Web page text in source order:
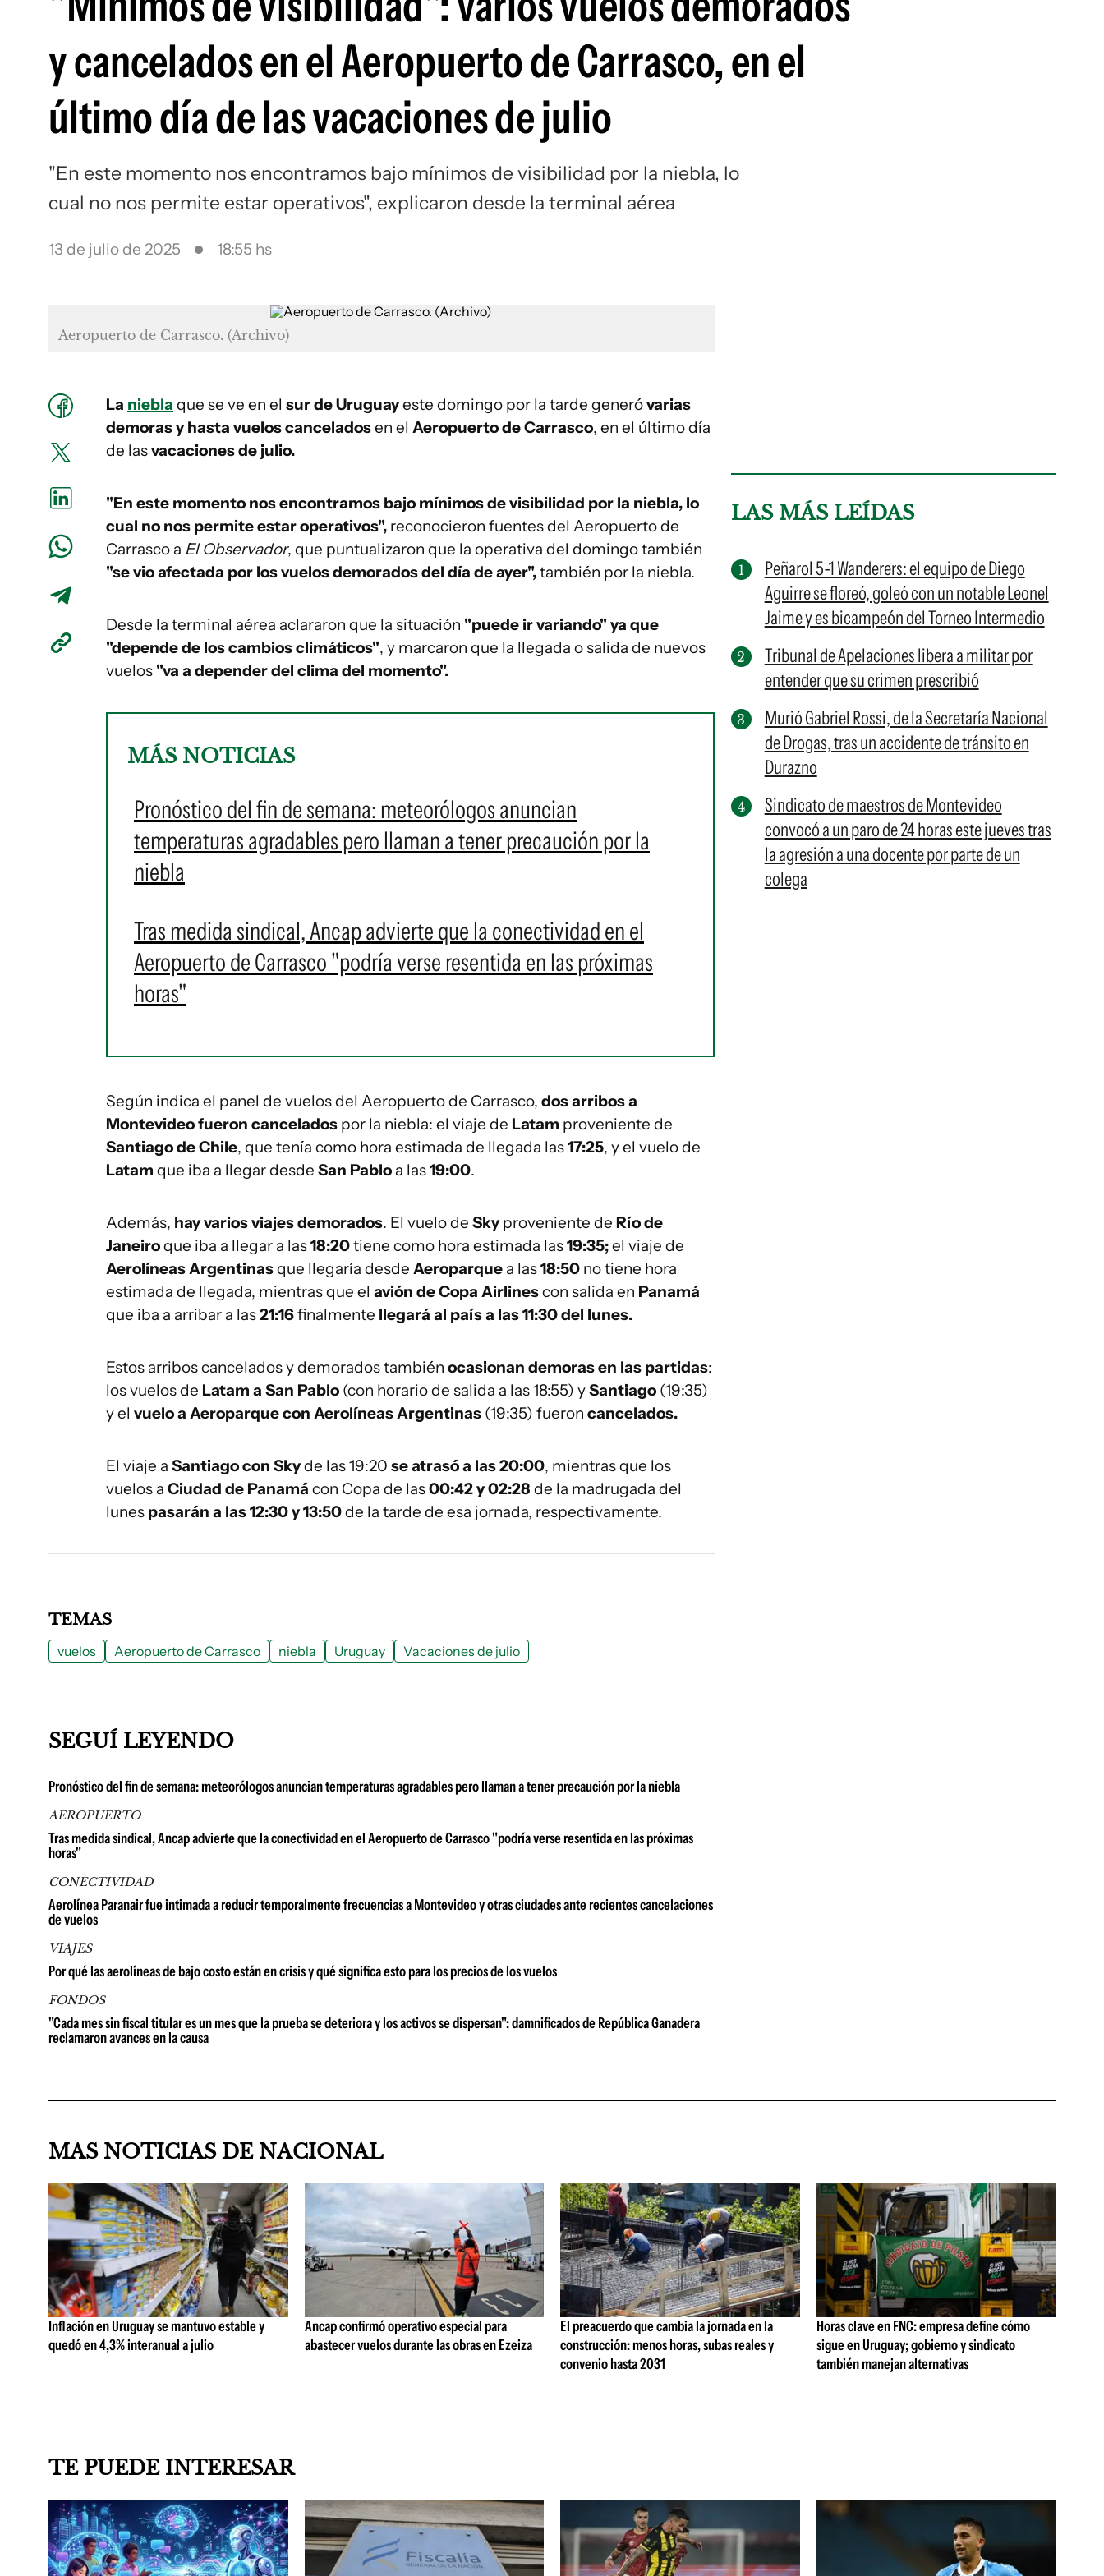
y cancelados en el Aeropuerto de Carrasco, en el
último día de las vacaciones de julio
"En este momento nos encontramos bajo mínimos de visibilidad por la niebla, lo
cual no nos permite estar operativos", explicaron desde la terminal aérea
13 de julio de 2025 18:55 hs
Aeropuerto de Carrasco. (Archivo)
La niebla que se ve en el sur de Uruguayeste domingo por la tarde generóvarias
demoras y hasta vuelos canceladosen el Aeropuerto de Carrasco, en el último día
de lasvacaciones de julio.
"En este momento nos encontramos bajo mínimos de visibilidad por la niebla, lo
cual no nos permite estar operativos", reconocieron fuentes del Aeropuerto de
Carrasco a El Observador, que puntualizaron que la operativa del domingo también
"se vio afectada por los vuelos demorados del día de ayer",también por la niebla.
Desde la terminal aérea aclararon que la situación "puede ir variando" ya que
"depende de los cambios climáticos", y marcaron que la llegada o salida de nuevos
vuelos "va a depender del clima del momento".
MÁS NOTICIAS
Pronóstico del fin de semana: meteorólogos anuncian
temperaturas agradables pero llaman a tener precaución por la
niebla
Tras medida sindical, Ancap advierte que la conectividad en el
Aeropuerto de Carrasco "podría verse resentida en las próximas
horas"
Según indica el panel de vuelos del Aeropuerto de Carrasco, dos arribos a
Montevideo fueron cancelados por la niebla: el viaje de Latam proveniente de
Santiago de Chile, que tenía como hora estimada de llegada las17:25, y el vuelo de
Latam que iba a llegar desde San Pablo a las19:00.
Además, hay varios viajes demorados. El vuelo de Skyproveniente de Río de
Janeiroque iba a llegar a las18:20tiene como hora estimada las19:35;el viaje de
Aerolíneas Argentinasque llegaría desde Aeroparque a las18:50 no tiene hora
estimada de llegada, mientras que el avión de Copa Airlinescon salida en Panamá
que iba a arribar a las21:16finalmente llegará al país a las 11:30 del lunes.
Estos arribos cancelados y demorados también ocasionan demoras en las partidas:
los vuelos de Latam a San Pablo (con horario de salida a las 18:55) ySantiago (19:35)
y el vuelo a Aeroparque con Aerolíneas Argentinas (19:35) fueron cancelados.
El viaje a Santiago con Skyde las 19:20 se atrasó a las 20:00, mientras que los
vuelos a Ciudad de Panamá con Copa de las00:42 y 02:28 de la madrugada del
lunes pasarán a las 12:30 y 13:50de la tarde de esa jornada, respectivamente.
LAS MÁS LEÍDAS
Peñarol 5-1 Wanderers: el equipo de Diego
Aguirre se floreó, goleó con un notable Leonel
Jaime y es bicampeón del Torneo Intermedio
Tribunal de Apelaciones libera a militar por
entender que su crimen prescribió
Murió Gabriel Rossi, de la Secretaría Nacional
de Drogas, tras un accidente de tránsito en
Durazno
Sindicato de maestros de Montevideo
convocó a un paro de 24 horas este jueves tras
la agresión a una docente por parte de un
colega
TEMAS
vuelos Aeropuerto de Carrasco niebla Uruguay Vacaciones de julio
SEGUÍ LEYENDO
Pronóstico del fin de semana: meteorólogos anuncian temperaturas agradables pero llaman a tener precaución por la niebla
AEROPUERTO
Tras medida sindical, Ancap advierte que la conectividad en el Aeropuerto de Carrasco "podría verse resentida en las próximas
horas"
CONECTIVIDAD
Aerolínea Paranair fue intimada a reducir temporalmente frecuencias a Montevideo y otras ciudades ante recientes cancelaciones
de vuelos
VIAJES
Por qué las aerolíneas de bajo costo están en crisis y qué significa esto para los precios de los vuelos
FONDOS
"Cada mes sin fiscal titular es un mes que la prueba se deteriora y los activos se dispersan": damnificados de República Ganadera
reclamaron avances en la causa
MAS NOTICIAS DE NACIONAL
Inflación en Uruguay se mantuvo estable y
quedó en 4,3% interanual a julio
Ancap confirmó operativo especial para
abastecer vuelos durante las obras en Ezeiza
El preacuerdo que cambia la jornada en la
construcción: menos horas, subas reales y
convenio hasta 2031
Horas clave en FNC: empresa define cómo
sigue en Uruguay; gobierno y sindicato
también manejan alternativas
TE PUEDE INTERESAR